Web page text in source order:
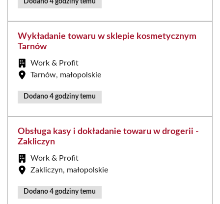
Dodano 4 godziny temu
Wykładanie towaru w sklepie kosmetycznym
Tarnów
Work & Profit
Tarnów, małopolskie
Dodano 4 godziny temu
Obsługa kasy i dokładanie towaru w drogerii -
Zakliczyn
Work & Profit
Zakliczyn, małopolskie
Dodano 4 godziny temu